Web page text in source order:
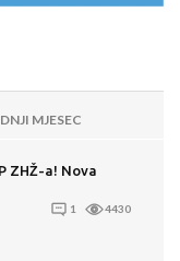
MJESEC
ZHŽ-a! Nova
1 4430